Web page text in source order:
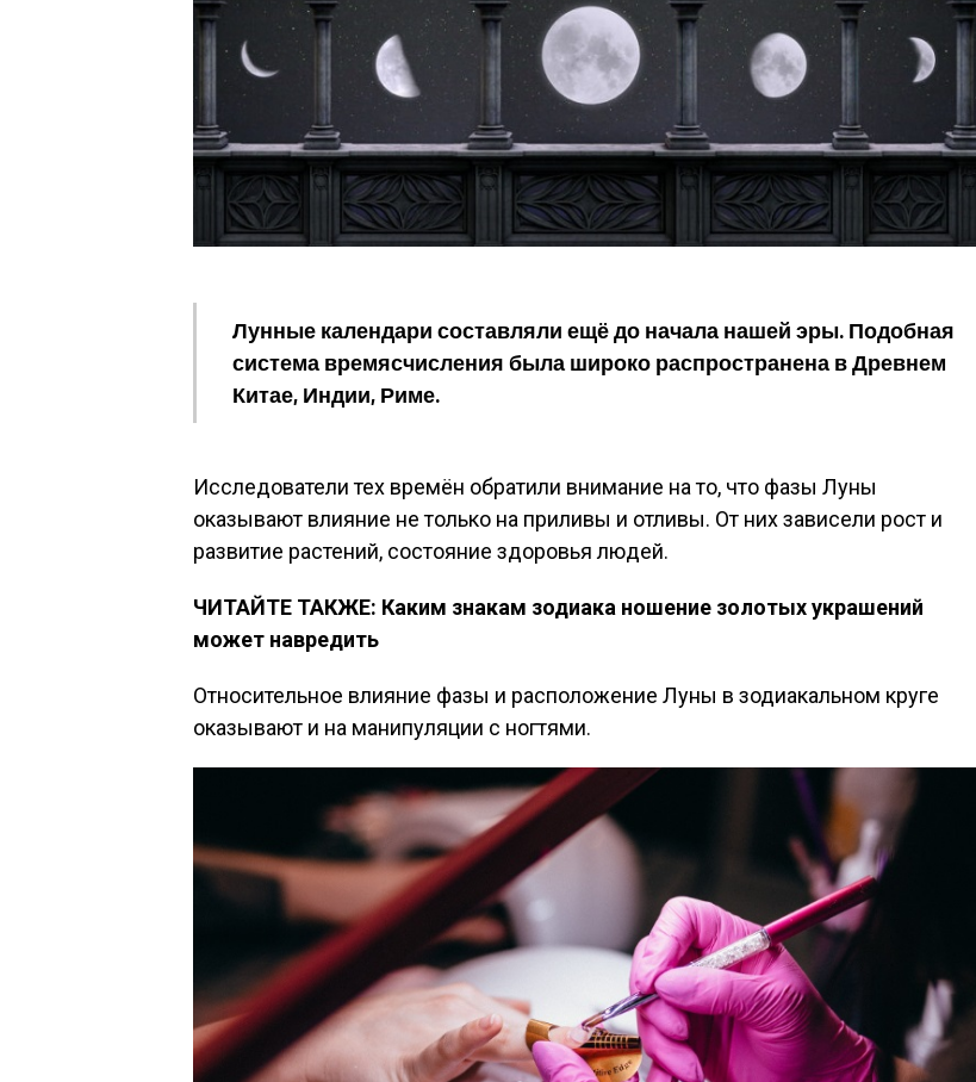
Лунные календари составляли ещё до начала нашей эры. Подобная
система времясчисления была широко распространена в Древнем
Китае, Индии, Риме.
Исследователи тех времён обратили внимание на то, что фазы Луны
оказывают влияние не только на приливы и отливы. От них зависели рост и
развитие растений, состояние здоровья людей.
ЧИТАЙТЕ ТАКЖЕ: Каким знакам зодиака ношение золотых украшений
может навредить
Относительное влияние фазы и расположение Луны в зодиакальном круге
оказывают и на манипуляции с ногтями.